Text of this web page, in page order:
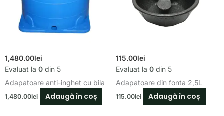
1,480.00lei
Evaluat la 0 din 5
Adapatoare anti-inghet cu bila
1,480.00lei Adaugă în coș
115.00lei
Evaluat la 0din 5
Adapatoare din fonta 2,5L
115.00lei Adaugă în coș